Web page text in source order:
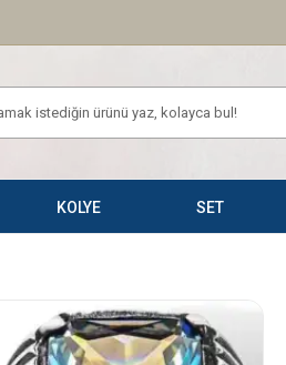
KOLYE SET